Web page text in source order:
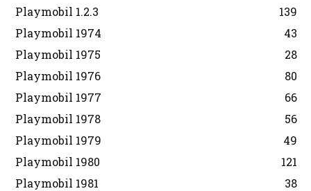
Playmobil 1.2.3
139
Playmobil 1974
43
Playmobil 1975
28
Playmobil 1976
80
Playmobil 1977
66
Playmobil 1978
56
Playmobil 1979
49
Playmobil 1980
121
Playmobil 1981
38